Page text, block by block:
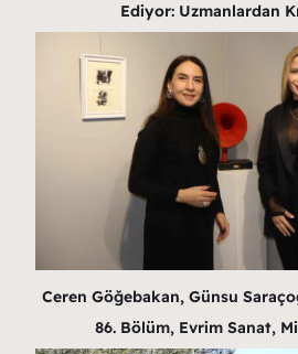
Ediyor: Uzmanlardan
Ceren Göğebakan, Günsu
86. Bölüm, Evrim Sanat,